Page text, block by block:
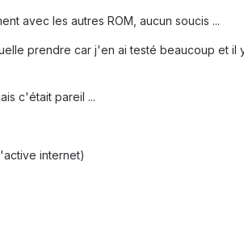
avec les autres ROM, aucun soucis ...
prendre car j'en ai testé beaucoup et il
c'était pareil ...
internet)